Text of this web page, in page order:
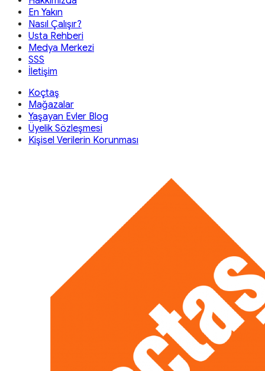
En Yakın
Nasıl Çalışır?
Usta Rehberi
Medya Merkezi
SSS
İletişim
Koçtaş
Mağazalar
Yaşayan Evler Blog
Üyelik Sözleşmesi
Kişisel Verilerin Korunması